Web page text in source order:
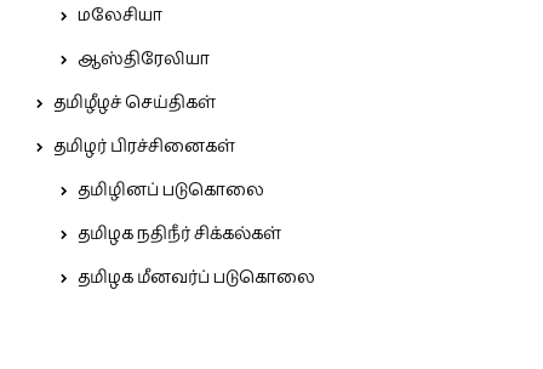
மலேசியா
ஆஸ்திரேலியா
தமிழீழச் செய்திகள்
தமிழர் பிரச்சினைகள்
தமிழினப் படுகொலை
தமிழக நதிநீர் சிக்கல்கள்
தமிழக மீனவர்ப் படுகொலை